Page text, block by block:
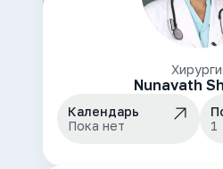
Nunavath
Календарь
Пока нет
1